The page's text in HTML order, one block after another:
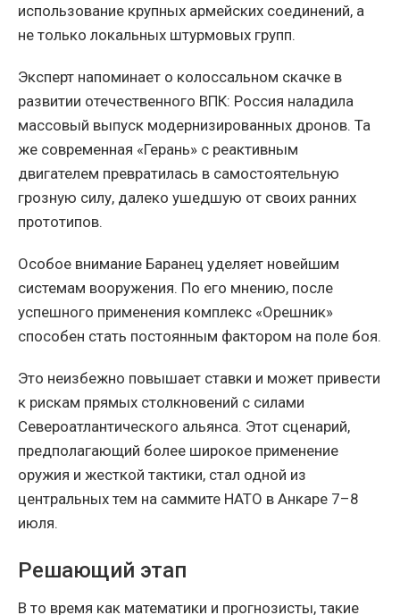
использование крупных армейских соединений, а
не только локальных штурмовых групп.
Эксперт напоминает о колоссальном скачке в
развитии отечественного ВПК: Россия наладила
массовый выпуск модернизированных дронов. Та
же современная «Герань» с реактивным
двигателем превратилась в самостоятельную
грозную силу, далеко ушедшую от своих ранних
прототипов.
Особое внимание Баранец уделяет новейшим
системам вооружения. По его мнению, после
успешного применения комплекс «Орешник»
способен стать постоянным фактором на поле боя.
Это неизбежно повышает ставки и может привести
к рискам прямых столкновений с силами
Североатлантического альянса. Этот сценарий,
предполагающий более широкое применение
оружия и жесткой тактики, стал одной из
центральных тем на саммите НАТО в Анкаре 7–8
июля.
Решающий этап
В то время как математики и прогнозисты, такие